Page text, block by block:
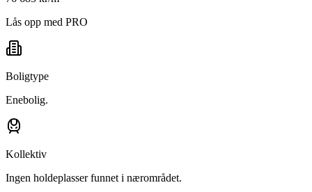
Lås opp med PRO
Boligtype
Enebolig.
Kollektiv
Ingen holdeplasser funnet i nærområdet.